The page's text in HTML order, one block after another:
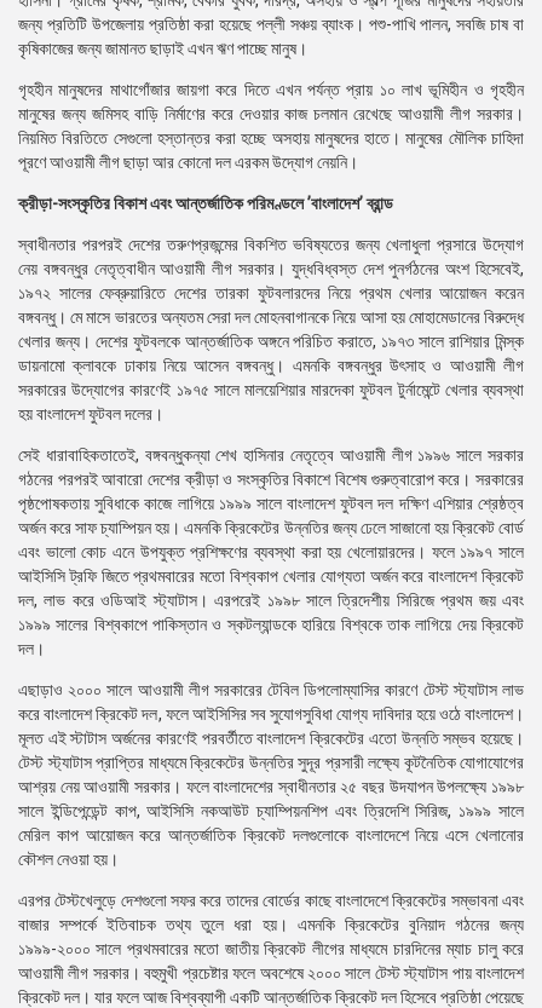
জন্য প্রতিটি উপজেলায় প্রতিষ্ঠা করা হয়েছে পল্লী সঞ্চয় ব্যাংক। পশু-পাখি পালন, সবজি চাষ বা
কৃষিকাজের জন্য জামানত ছাড়াই এখন ঋণ পাচ্ছে মানুষ।
গৃহহীন মানুষদের মাথাগোঁজার জায়গা করে দিতে এখন পর্যন্ত প্রায় ১০ লাখ ভূমিহীন ও গৃহহীন
মানুষের জন্য জমিসহ বাড়ি নির্মাণের করে দেওয়ার কাজ চলমান রেখেছে আওয়ামী লীগ সরকার।
নিয়মিত বিরতিতে সেগুলো হস্তান্তর করা হচ্ছে অসহায় মানুষদের হাতে। মানুষের মৌলিক চাহিদা
পূরণে আওয়ামী লীগ ছাড়া আর কোনো দল এরকম উদ্যোগ নেয়নি।
ক্রীড়া-সংস্কৃতির বিকাশ এবং আন্তর্জাতিক পরিমণ্ডলে ’বাংলাদেশ’ ব্রান্ড
স্বাধীনতার পরপরই দেশের তরুণপ্রজন্মের বিকশিত ভবিষ্যতের জন্য খেলাধুলা প্রসারে উদ্যোগ
নেয় বঙ্গবন্ধুর নেতৃত্বাধীন আওয়ামী লীগ সরকার। যুদ্ধবিধ্বস্ত দেশ পুনর্গঠনের অংশ হিসেবেই,
১৯৭২ সালের ফেব্রুয়ারিতে দেশের তারকা ফুটবলারদের নিয়ে প্রথম খেলার আয়োজন করেন
বঙ্গবন্ধু। মে মাসে ভারতের অন্যতম সেরা দল মোহনবাগানকে নিয়ে আসা হয় মোহামেডানের বিরুদ্ধে
খেলার জন্য। দেশের ফুটবলকে আন্তর্জাতিক অঙ্গনে পরিচিত করাতে, ১৯৭৩ সালে রাশিয়ার মিন্স্ক
ডায়নামো ক্লাবকে ঢাকায় নিয়ে আসেন বঙ্গবন্ধু। এমনকি বঙ্গবন্ধুর উৎসাহ ও আওয়ামী লীগ
সরকারের উদ্যোগের কারণেই ১৯৭৫ সালে মালয়েশিয়ার মারদেকা ফুটবল টুর্নামেন্টে খেলার ব্যবস্থা
হয় বাংলাদেশ ফুটবল দলের।
সেই ধারাবাহিকতাতেই, বঙ্গবন্ধুকন্যা শেখ হাসিনার নেতৃত্বে আওয়ামী লীগ ১৯৯৬ সালে সরকার
গঠনের পরপরই আবারো দেশের ক্রীড়া ও সংস্কৃতির বিকাশে বিশেষ গুরুত্বারোপ করে। সরকারের
পৃষ্ঠপোষকতায় সুবিধাকে কাজে লাগিয়ে ১৯৯৯ সালে বাংলাদেশ ফুটবল দল দক্ষিণ এশিয়ার শ্রেষ্ঠত্ব
অর্জন করে সাফ চ্যাম্পিয়ন হয়। এমনকি ক্রিকেটের উন্নতির জন্য ঢেলে সাজানো হয় ক্রিকেট বোর্ড
এবং ভালো কোচ এনে উপযুক্ত প্রশিক্ষণের ব্যবস্থা করা হয় খেলোয়ারদের। ফলে ১৯৯৭ সালে
আইসিসি ট্রফি জিতে প্রথমবারের মতো বিশ্বকাপ খেলার যোগ্যতা অর্জন করে বাংলাদেশ ক্রিকেট
দল, লাভ করে ওডিআই স্ট্যাটাস। এরপরেই ১৯৯৮ সালে ত্রিদেশীয় সিরিজে প্রথম জয় এবং
১৯৯৯ সালের বিশ্বকাপে পাকিস্তান ও স্কটল্যান্ডকে হারিয়ে বিশ্বকে তাক লাগিয়ে দেয় ক্রিকেট
দল।
এছাড়াও ২০০০ সালে আওয়ামী লীগ সরকারের টেবিল ডিপলোম্যাসির কারণে টেস্ট স্ট্যাটাস লাভ
করে বাংলাদেশ ক্রিকেট দল, ফলে আইসিসির সব সুযোগসুবিধা যোগ্য দাবিদার হয়ে ওঠে বাংলাদেশ।
মূলত এই স্টাটাস অর্জনের কারণেই পরবর্তীতে বাংলাদেশ ক্রিকেটের এতো উন্নতি সম্ভব হয়েছে।
টেস্ট স্ট্যাটাস প্রাপ্তির মাধ্যমে ক্রিকেটের উন্নতির সুদূর প্রসারী লক্ষ্যে কূটনৈতিক যোগাযোগের
আশ্রয় নেয় আওয়ামী সরকার। ফলে বাংলাদেশের স্বাধীনতার ২৫ বছর উদযাপন উপলক্ষ্যে ১৯৯৮
সালে ইন্ডিপেন্ডেন্ট কাপ, আইসিসি নকআউট চ্যাম্পিয়নশিপ এবং ত্রিদেশি সিরিজ, ১৯৯৯ সালে
মেরিল কাপ আয়োজন করে আন্তর্জাতিক ক্রিকেট দলগুলোকে বাংলাদেশে নিয়ে এসে খেলানোর
কৌশল নেওয়া হয়।
এরপর টেস্টখেলুড়ে দেশগুলো সফর করে তাদের বোর্ডের কাছে বাংলাদেশে ক্রিকেটের সম্ভাবনা এবং
বাজার সম্পর্কে ইতিবাচক তথ্য তুলে ধরা হয়। এমনকি ক্রিকেটের বুনিয়াদ গঠনের জন্য
১৯৯৯-২০০০ সালে প্রথমবারের মতো জাতীয় ক্রিকেট লীগের মাধ্যমে চারদিনের ম্যাচ চালু করে
আওয়ামী লীগ সরকার। বহুমুখী প্রচেষ্টার ফলে অবশেষে ২০০০ সালে টেস্ট স্ট্যাটাস পায় বাংলাদেশ
ক্রিকেট দল। যার ফলে আজ বিশ্বব্যাপী একটি আন্তর্জাতিক ক্রিকেট দল হিসেবে প্রতিষ্ঠা পেয়েছে